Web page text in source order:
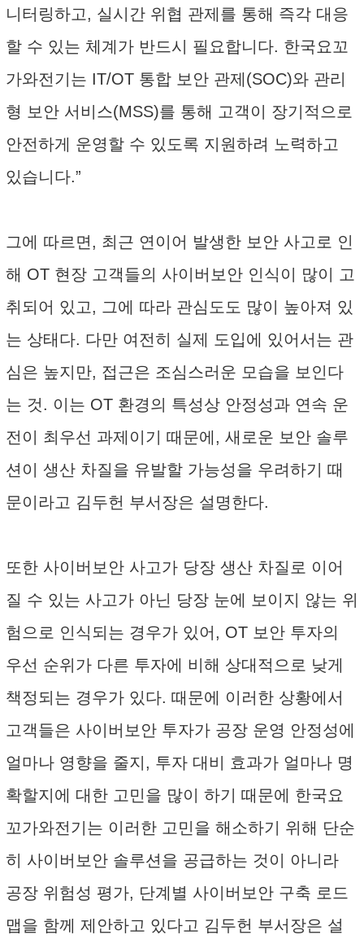
니터링하고, 실시간 위협 관제를 통해 즉각 대응
할 수 있는 체계가 반드시 필요합니다. 한국요꼬
가와전기는 IT/OT 통합 보안 관제(SOC)와 관리
형 보안 서비스(MSS)를 통해 고객이 장기적으로
안전하게 운영할 수 있도록 지원하려 노력하고
있습니다.”
그에 따르면, 최근 연이어 발생한 보안 사고로 인
해 OT 현장 고객들의 사이버보안 인식이 많이 고
취되어 있고, 그에 따라 관심도도 많이 높아져 있
는 상태다. 다만 여전히 실제 도입에 있어서는 관
심은 높지만, 접근은 조심스러운 모습을 보인다
는 것. 이는 OT 환경의 특성상 안정성과 연속 운
전이 최우선 과제이기 때문에, 새로운 보안 솔루
션이 생산 차질을 유발할 가능성을 우려하기 때
문이라고 김두헌 부서장은 설명한다.
또한 사이버보안 사고가 당장 생산 차질로 이어
질 수 있는 사고가 아닌 당장 눈에 보이지 않는 위
험으로 인식되는 경우가 있어, OT 보안 투자의
우선 순위가 다른 투자에 비해 상대적으로 낮게
책정되는 경우가 있다. 때문에 이러한 상황에서
고객들은 사이버보안 투자가 공장 운영 안정성에
얼마나 영향을 줄지, 투자 대비 효과가 얼마나 명
확할지에 대한 고민을 많이 하기 때문에 한국요
꼬가와전기는 이러한 고민을 해소하기 위해 단순
히 사이버보안 솔루션을 공급하는 것이 아니라
공장 위험성 평가, 단계별 사이버보안 구축 로드
맵을 함께 제안하고 있다고 김두헌 부서장은 설